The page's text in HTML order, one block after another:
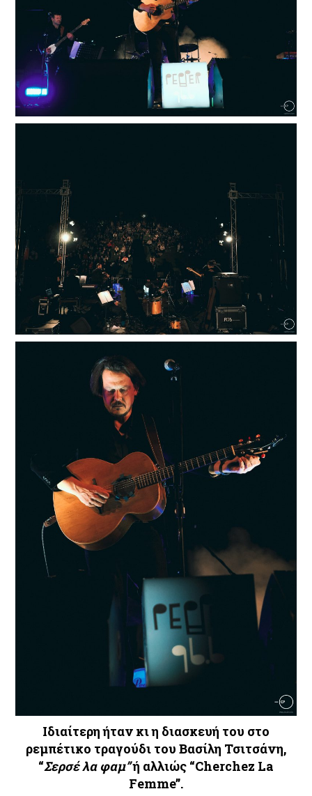
Ιδιαίτερη ήταν κι η διασκευή του στο
ρεμπέτικο τραγούδι του Βασίλη Τσιτσάνη,
“Σερσέ λα φαμ”ή αλλιώς “Cherchez La
Femme”.